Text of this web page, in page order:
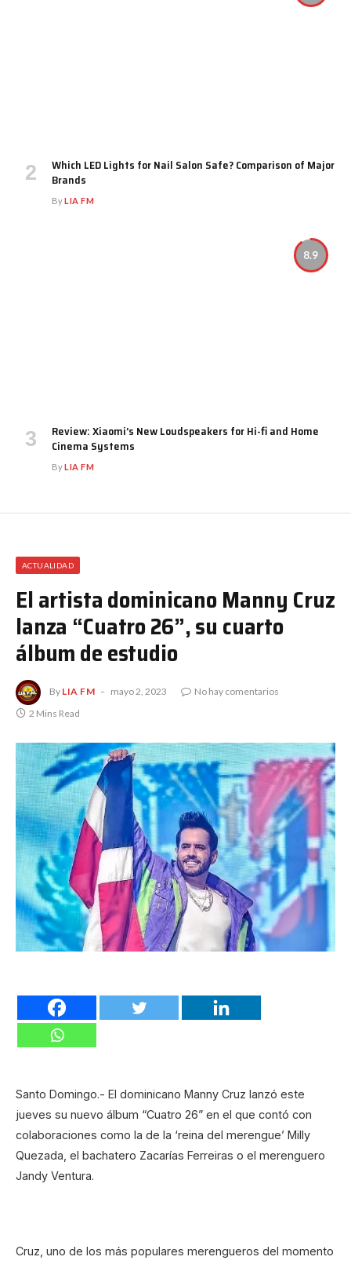
Which LED Lights for Nail Salon Safe? Comparison of Major
Brands
ByLIA FM
8.9
Review: Xiaomi’s New Loudspeakers for Hi-fi and Home
Cinema Systems
ByLIA FM
ACTUALIDAD
El artista dominicano Manny Cruz
lanza “Cuatro 26”, su cuarto
álbum de estudio
By LIA FM mayo 2, 2023
No hay comentarios
2 Mins Read
Santo Domingo.- El dominicano Manny Cruz lanzó este
jueves su nuevo álbum “Cuatro 26” en el que contó con
colaboraciones como la de la ‘reina del merengue’ Milly
Quezada, el bachatero Zacarías Ferreiras o el merenguero
Jandy Ventura.
Cruz, uno de los más populares merengueros del momento